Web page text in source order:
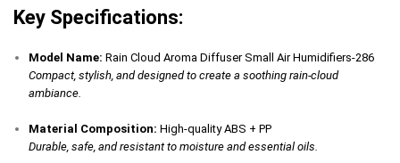
Key Specifications:
Model Name: Rain Cloud Aroma Diffuser Small Air Humidifiers-286
Compact, stylish, and designed to create a soothing rain-cloud
ambiance.
Material Composition: High-quality ABS + PP
Durable, safe, and resistant to moisture and essential oils.